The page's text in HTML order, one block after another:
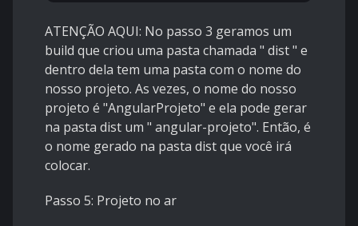
ATENÇÃO AQUI: No passo 3 geramos um
build que criou uma pasta chamada " dist " e
dentro dela tem uma pasta com o nome do
nosso projeto. As vezes, o nome do nosso
projeto é "AngularProjeto" e ela pode gerar
na pasta dist um " angular-projeto". Então, é
o nome gerado na pasta dist que você irá
colocar.
Passo 5: Projeto no ar